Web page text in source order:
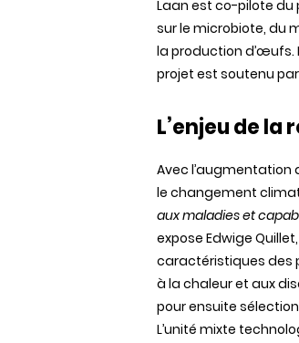
Laan est co-pilote du
sur le microbiote, du
la production d’œufs.
projet est soutenu par
L’enjeu de
Avec
le changement
aux maladies et
expose Edwige
caractéristiques des
à la chaleur et aux
pour ensuite
L’unité mixte